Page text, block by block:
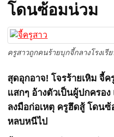
โดนซ้อมน่วม
ครูสาวถูกคนร้ายบุกจี้กลางโรงเรี
สุดอุกอาจ! โจรร้ายเหิม จี้ค
แสกๆ อ้างตัวเป็นผู้ปกครอ
ลงมือก่อเหตุ ครูฮึดสู้ โดน
หลบหนีไป